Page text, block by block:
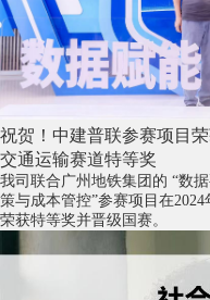
祝贺！中建普联参赛项目
交通运输赛道特等奖
我司联合广州地铁集团的 “数
策与成本管控”参赛项目在
荣获特等奖并晋级国赛。